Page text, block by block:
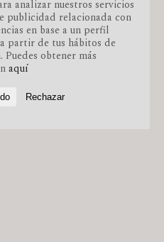
34
analizar nuestros servicios
publicidad relacionada con
en base a un perfil
partir de tus hábitos de
Puedes obtener más
aquí
Rechazar